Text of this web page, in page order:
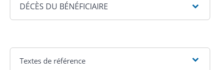
DÉCÈS DU BÉNÉFICIAIRE
Textes de référence